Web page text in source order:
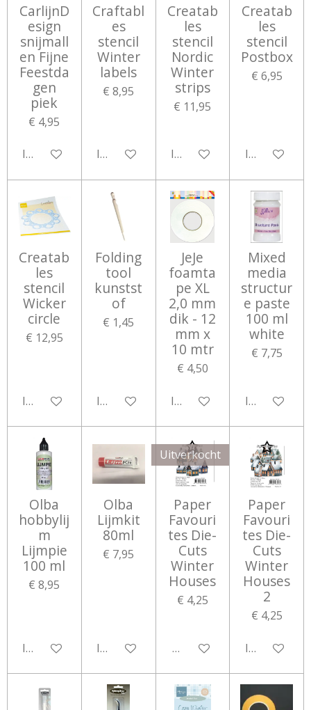
CarlijnD
esign
snijmall
en Fijne
Feestda
gen
piek
€ 4,95
In winkelwagen
Craftabl
es
stencil
Winter
labels
€ 8,95
In winkelwagen
Creatab
les
stencil
Nordic
Winter
strips
€ 11,95
In winkelwagen
Creatab
les
stencil
Postbox
€ 6,95
In
Creatab
les
stencil
Wicker
circle
€ 12,95
In winkelwagen
Folding
tool
kunstst
of
€ 1,45
In winkelwagen
JeJe
foamta
pe XL
2,0 mm
dik - 12
mm x
10 mtr
€ 4,50
In winkelwagen
Mixed
media
structur
e paste
100 ml
white
€ 7,75
In
Olba
hobbylij
m
Lijmpie
100 ml
€ 8,95
In winkelwagen
Olba
Lijmkit
80ml
€ 7,95
In winkelwagen
Uitverkocht
Paper
Favouri
tes Die-
Cuts
Winter
Houses
€ 4,25
Houd mij op de hoogte
Paper
Favouri
tes Die-
Cuts
Winter
Houses
2
€ 4,25
In